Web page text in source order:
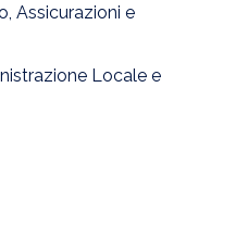
Assicurazioni e
Locale e